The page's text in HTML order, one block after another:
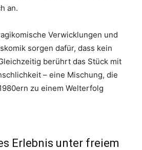
an.
Verwicklungen und
sorgen dafür, dass kein
berührt das Stück mit
– eine Mischung, die
zu einem Welterfolg
Erlebnis unter freiem